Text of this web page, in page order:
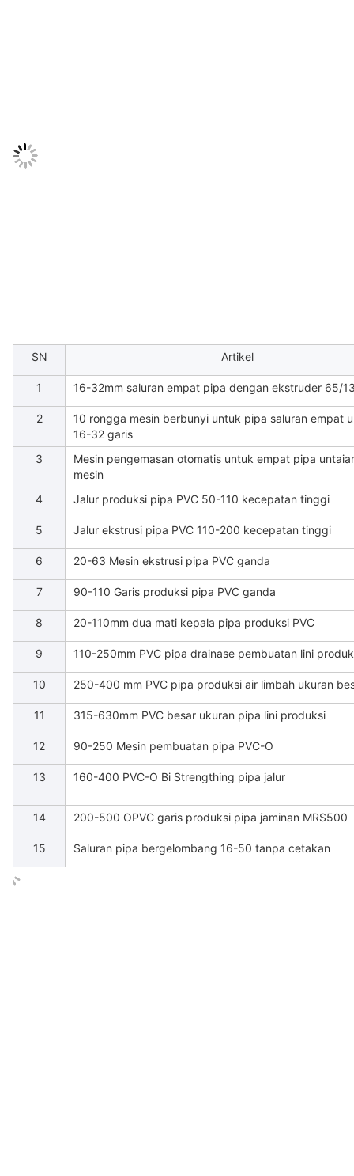
SN Artikel
1 16-32mm saluran empat pipa dengan ekstruder 65/
2
10 rongga mesin berbunyi untuk pipa saluran empat
16-32 garis
3
Mesin pengemasan otomatis untuk empat pipa
mesin
4
Jalur produksi pipa PVC 50-110 kecepatan tinggi
5 Jalur ekstrusi pipa PVC 110-200 kecepatan tinggi
6 20-63 Mesin ekstrusi pipa PVC ganda
7 90-110 Garis produksi pipa PVC ganda
8 20-110mm dua mati kepala pipa produksi PVC
9 110-250mm PVC pipa drainase pembuatan lini
10 250-400 mm PVC pipa produksi air limbah ukuran
11 315-630mm PVC besar ukuran pipa lini produksi
12 90-250 Mesin pembuatan pipa PVC-O
13 160-400 PVC-O Bi Strengthing pipa jalur
14 200-500 OPVC garis produksi pipa jaminan MRS500
15 Saluran pipa bergelombang 16-50 tanpa cetakan